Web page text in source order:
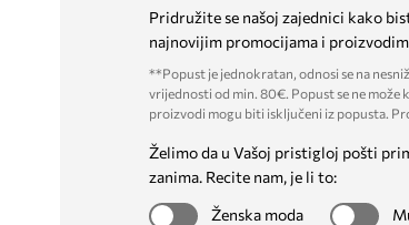
Pridružite se našoj zajednici kako
najnovijim promocijama i
**Popust je jednokratan, odnosi se na
vrijednosti od min. 80€. Popust se ne može
proizvodi mogu biti isključeni iz popusta.
Želimo da u Vašoj pristigloj pošti
zanima. Recite nam, je li to:
Ženska moda